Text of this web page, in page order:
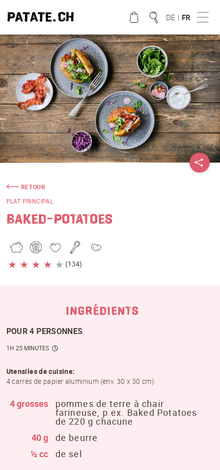
DE | FR
RETOUR
PLAT PRINCIPAL
BAKED-POTATOES
★ ★ ★ ★ ★ (134)
INGRÉDIENTS
POUR 4 PERSONNES
1H 25 MINUTES
Utensiles de cuisine:
4 carrés de papier aluminium (env. 30 x 30 cm)
4 grosses pommes de terre à chair
farineuse, p.ex. Baked Potatoes
de 220 g chacune
40 g
de beurre
½ cc
de sel
QUE CHERCHEZ VOUS?